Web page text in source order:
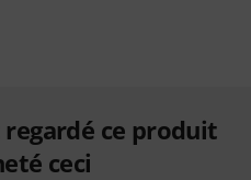
ce produit
ceci